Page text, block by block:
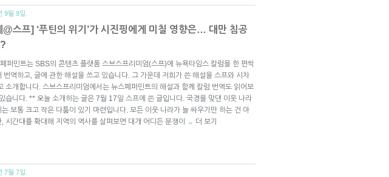
9월 9일.
@스프] ‘푸틴의 위기’가 시진핑에게 미칠 영향은… 대만 침공
퍼민트는 SBS의 콘텐츠 플랫폼 스브스프리미엄(스프)에 뉴욕타임스 칼럼을 한 편씩
번역하고, 글에 관한 해설을 쓰고 있습니다. 그 가운데 저희가 쓴 해설을 스프와 시차
소개합니다. 스브스프리미엄에서는 뉴스페퍼민트의 해설과 함께 칼럼 번역도 읽어보
습니다. ** 오늘 소개하는 글은 7월 17일 스프에 쓴 글입니다. 국경을 맞댄 이웃 나라
는 보통 크고 작은 다툼이 있기 마련입니다. 모든 이웃 나라가 늘 싸우기만 하는 건 아
, 시간대를 확대해 지역의 역사를 살펴보면 대개 어디든 분쟁이
→ 더 보기
7월 7일.